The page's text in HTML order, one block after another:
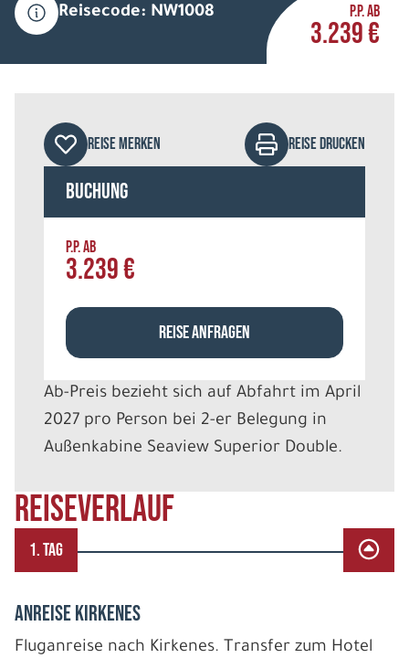
Reisecode: NW1008 P.P. AB
3.239 €
REISEVERLAUF
1. TAG
Anreise Kirkenes
Fluganreise nach Kirkenes. Transfer zum Hotel
REISE MERKEN REISE DRUCKEN
Buchung
P.P. AB
3.239 €
REISE ANFRAGEN
Ab-Preis bezieht sich auf Abfahrt im April
2027 pro Person bei 2-er Belegung in
Außenkabine Seaview Superior Double.